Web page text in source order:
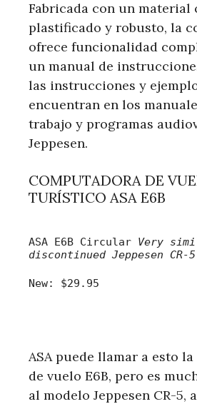
Fabricada con un material
plastificado y robusto, la
ofrece funcionalidad
un manual de
las instrucciones y
encuentran en los
trabajo y programas
Jeppesen.
COMPUTADORA DE
TURÍSTICO ASA E6B
ASA E6B Circular Very
discontinued Jeppesen CR-
New: $29.95
ASA puede llamar a esto
de vuelo E6B, pero es
al modelo Jeppesen CR-5,